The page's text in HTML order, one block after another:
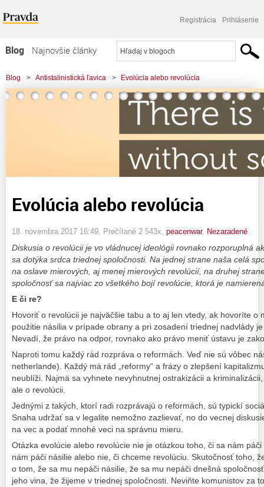
Registrácia Prihlásenie
Blog
Najnovšie články
Najčítanejšie články
Najkomentovanejšie články
Blog > Antistalinistická ľavica > Evolúcia alebo revolúcia
Evolúcia alebo revolúcia
18. novembra 2017 16:49 , Prečítané 2 543x, peacenwar, Nezaradené
Diskusia o revolúcii je vo vládnucej ideológii rovnako rozporuplná
sa dotýka srdca triednej spoločnosti. Na jednej strane naša celá
na oslave mierových, aj menej mierových revolúcií, na druhej
spoločnosť sa najviac zo všetkého bojí revolúcie, ktorá je
E či re?
Hovoriť o revolúcii je najväčšie tabu a to aj len vtedy, ak hovoríte o
použitie násilia v prípade obrany a pri zosadení triednej nadvlády
Nevadí, že právo na odpor, rovnako ako právo meniť ústavu je
Naproti tomu každý rád rozpráva o reformách. Veď nie sú vôbec
netherlande). Každý má rád „reformy“ a frázy o zlepšení
neublíži. Najmä sa vyhnete nevyhnutnej ostrakizácii a
ale o revolúcii.
Jednými z takých, ktorí radi rozprávajú o reformách, sú typickí
Snaha udržať sa v legalite nemožno zazlievať, no do vecnej
na vec a podať mnohé veci na správnu mieru.
Otázka evolúcie alebo revolúcie nie je otázkou toho, či sa nám
nám páči násilie alebo nie, či chceme revolúciu. Skutočnosť toho,
o tom, že sa mu nepáči násilie, že sa mu nepáči dnešná
jeho vina, že žijeme v triednej spoločnosti. Neviňte komunistov za